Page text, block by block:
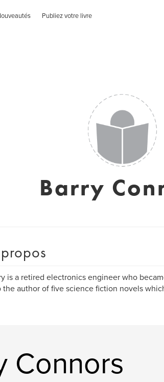
Publiez votre livre
Barry
is a retired electronics engineer who
the author of five science fiction novels
Connors